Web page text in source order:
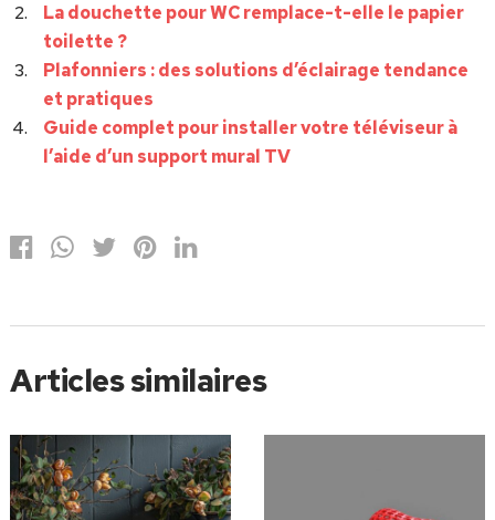
La douchette pour WC remplace-t-elle le papier
toilette ?
Plafonniers : des solutions d’éclairage tendance
et pratiques
Guide complet pour installer votre téléviseur à
l’aide d’un support mural TV
Articles similaires